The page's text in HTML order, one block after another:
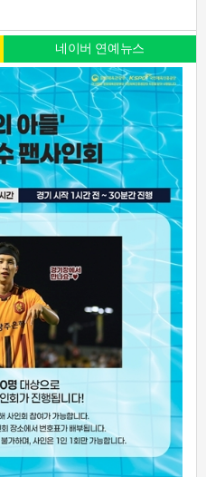
네이버 연예뉴스